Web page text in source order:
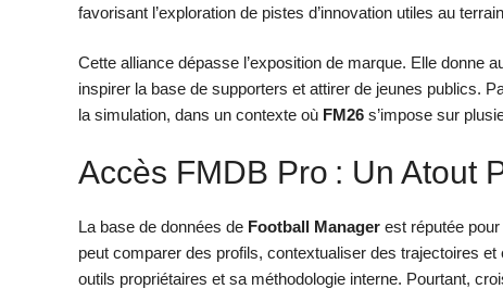
favorisant l’exploration de pistes d’innovation utiles au
Cette alliance dépasse l’exposition de marque. Elle donne
inspirer la base de supporters et attirer de jeunes publics.
la simulation, dans un contexte où FM26 s’impose sur
Accès FMDB Pro : Un Atout
La base de données de Football Manager est réputée
peut comparer des profils, contextualiser des trajectoires
outils propriétaires et sa méthodologie interne. Pourtant,